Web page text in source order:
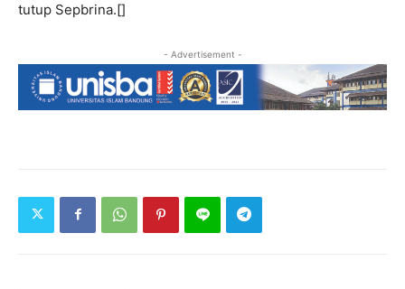
tutup Sepbrina.[]
- Advertisement -